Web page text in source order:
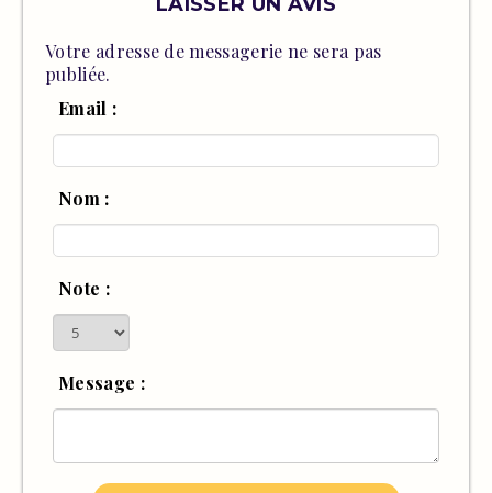
Votre adresse de messagerie ne sera pas
publiée.
Email :
Nom :
Note :
Message :